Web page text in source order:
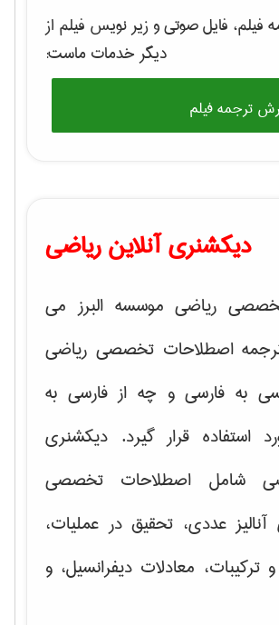
فیلم، فایل صوتی و زیر نویس فیلم از
دیگر خدمات ماست:
ترجمه فیلم
دیکشنری آنلاین ریاضی
ریاضی موسسه البرز می
ترجمه اصطلاحات تخصصی ریاضی
به فارسی و چه از فارسی به
استفاده قرار گیرد. دیکشنری
شامل اصطلاحات تخصصی
آنالیز عددی، تحقیق در عملیات،
تركیبات، معادلات دیفرانسیل، و